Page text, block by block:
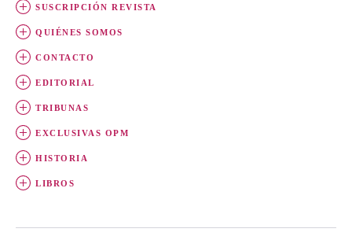
SUSCRIPCIÓN REVISTA
QUIÉNES SOMOS
CONTACTO
EDITORIAL
TRIBUNAS
EXCLUSIVAS OPM
HISTORIA
LIBROS